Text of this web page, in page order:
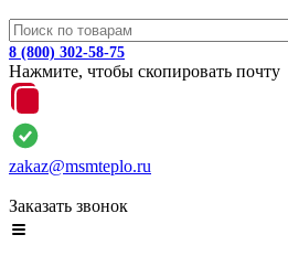
8 (800) 302-58-75
Нажмите, чтобы скопировать почту
zakaz@msmteplo.ru
Заказать звонок